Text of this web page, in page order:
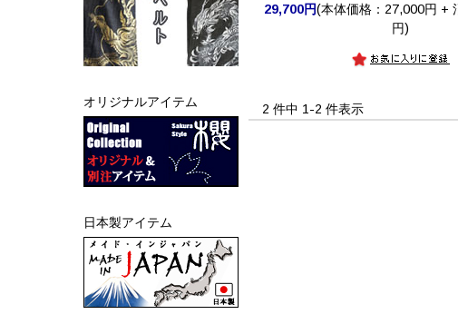
オリジナルアイテム
日本製アイテム
29,700円(本体価格：27,000円 +
円)
2 件中 1-2 件表示